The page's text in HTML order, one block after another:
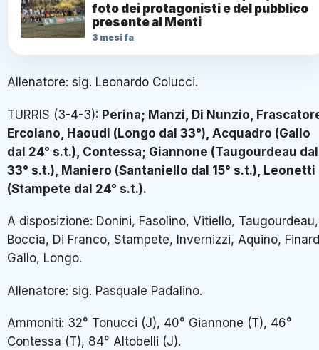
foto dei protagonisti e del pubblico
presente al Menti
3 mesi fa
Allenatore: sig. Leonardo Colucci.
TURRIS (3-4-3): Perina; Manzi, Di Nunzio,
Ercolano, Haoudi (Longo dal 33°), Acquadro (Gallo
dal 24° s.t.), Contessa; Giannone (Taugourdeau dal
33° s.t.), Maniero (Santaniello dal 15° s.t.), Leonetti
(Stampete dal 24° s.t.).
A disposizione: Donini, Fasolino, Vitiello, Taugourdeau,
Boccia, Di Franco, Stampete, Invernizzi, Aquino,
Gallo, Longo.
Allenatore: sig. Pasquale Padalino.
Ammoniti: 32° Tonucci (J), 40° Giannone (T), 46°
Contessa (T), 84° Altobelli (J).